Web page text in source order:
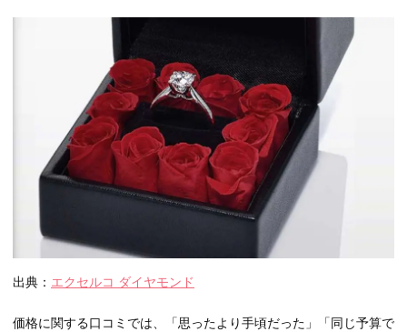
出典： エクセルコ ダイヤモンド
価格に関する口コミでは、「思ったより手頃だった」「同じ予算で